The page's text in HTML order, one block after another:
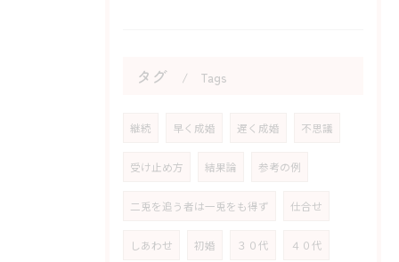
タグ Tags
継続 早く成婚 遅く成婚 不思議
受け止め方 結果論 参考の例
二兎を追う者は一兎をも得ず 仕合せ
しあわせ 初婚 ３０代 ４０代